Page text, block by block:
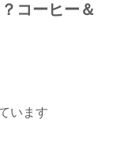
コーヒー＆
います